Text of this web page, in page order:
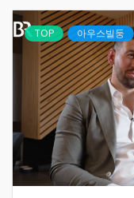
TOP 아우스빌둥